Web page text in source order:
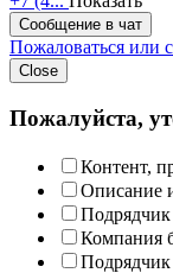
Сообщение в чат
Пожаловаться или
Close
Пожалуйста,
Контент,
Описание
Подрядчик
Компания